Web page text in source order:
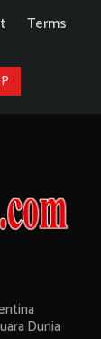
Terms
Dunia